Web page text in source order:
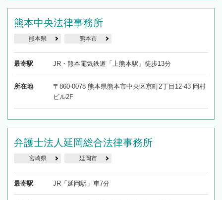
熊本中央法律事務所
熊本県 熊本市
最寄駅 JR・熊本電気鉄道「上熊本駅」徒歩13分
所在地
〒860-0078 熊本県熊本市中央区京町2丁目12-43 岡村
ビル2F
弁護士法人延岡総合法律事務所
宮崎県 延岡市
最寄駅 JR「延岡駅」車7分